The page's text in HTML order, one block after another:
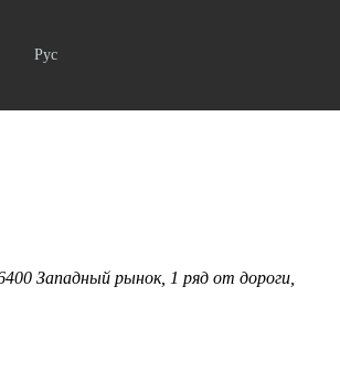
Рус
Западный рынок, 1 ряд от дороги,